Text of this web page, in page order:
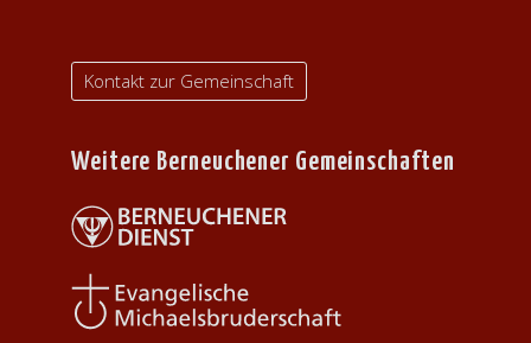
Kontakt zur Gemeinschaft
Weitere Berneuchener Gemeinschaften